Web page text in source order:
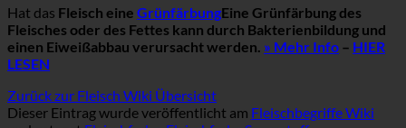
Hat das Fleisch eine GrünfärbungEine Grünfärbung des
Fleisches oder des Fettes kann durch Bakterienbildung und
einen Eiweißabbau verursacht werden. » Mehr Info – HIER
LESEN
Zurück zur Fleisch Wiki Übersicht
Dieser Eintrag wurde veröffentlicht am Fleischbegriffe Wiki